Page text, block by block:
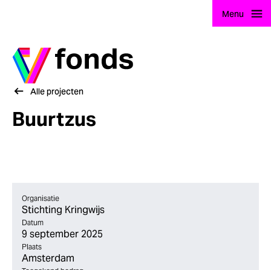
Ga naar home
Menu
Alle projecten
Buurtzus
Organisatie
Stichting Kringwijs
Datum
9 september 2025
Plaats
Amsterdam